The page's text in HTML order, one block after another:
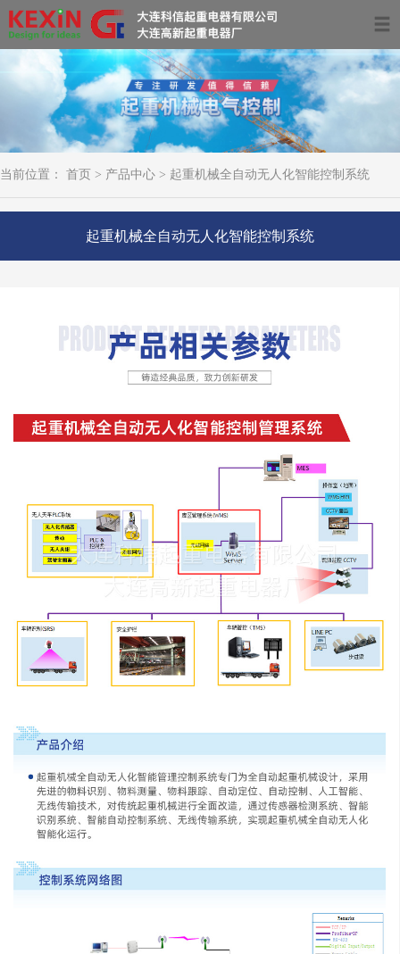
首页
关于我们
产品中心
服务领域及案例
当前位置： 首页 > 产品中心 > 起重机械全自动无人化智能控制系统
起重机械全自动无人化智能控制系统